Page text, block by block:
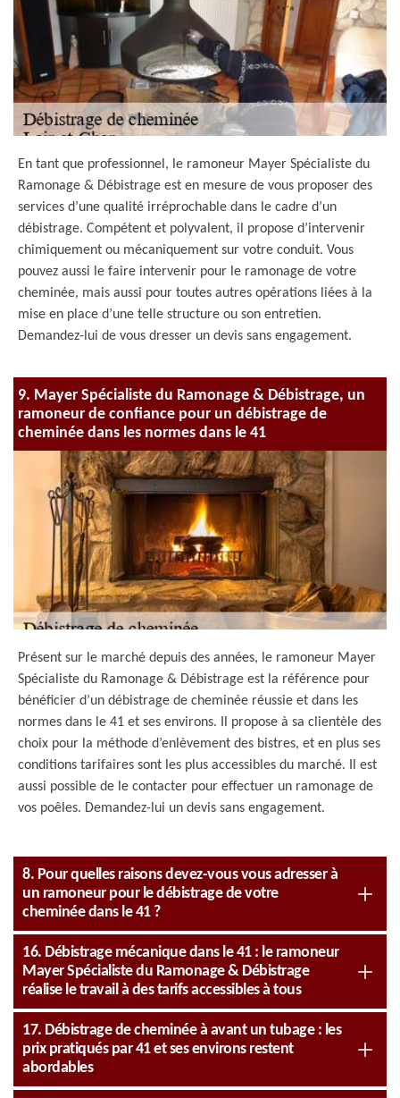
En tant que professionnel, le ramoneur Mayer Spécialiste du
Ramonage & Débistrage est en mesure de vous proposer des
services d’une qualité irréprochable dans le cadre d’un
débistrage. Compétent et polyvalent, il propose d’intervenir
chimiquement ou mécaniquement sur votre conduit. Vous
pouvez aussi le faire intervenir pour le ramonage de votre
cheminée, mais aussi pour toutes autres opérations liées à la
mise en place d’une telle structure ou son entretien.
Demandez-lui de vous dresser un devis sans engagement.
9. Mayer Spécialiste du Ramonage & Débistrage, un
ramoneur de confiance pour un débistrage de
cheminée dans les normes dans le 41
Présent sur le marché depuis des années, le ramoneur Mayer
Spécialiste du Ramonage & Débistrage est la référence pour
bénéficier d’un débistrage de cheminée réussie et dans les
normes dans le 41 et ses environs. Il propose à sa clientèle des
choix pour la méthode d’enlèvement des bistres, et en plus ses
conditions tarifaires sont les plus accessibles du marché. Il est
aussi possible de le contacter pour effectuer un ramonage de
vos poêles. Demandez-lui un devis sans engagement.
8. Pour quelles raisons devez-vous vous adresser à
un ramoneur pour le débistrage de votre
cheminée dans le 41 ?
16. Débistrage mécanique dans le 41 : le ramoneur
Mayer Spécialiste du Ramonage & Débistrage
réalise le travail à des tarifs accessibles à tous
17. Débistrage de cheminée à avant un tubage : les
prix pratiqués par 41 et ses environs restent
abordables